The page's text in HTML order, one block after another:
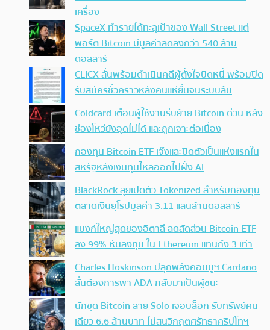
เครื่อง
SpaceX ทำรายได้ทะลุเป้าของ Wall Street แต่
พอร์ต Bitcoin มีมูลค่าลดลงกว่า 540 ล้าน
ดอลลาร์
CLICX ลั่นพร้อมดำเนินคดีผู้ตั้งใจบิดหนี้ พร้อมปิด
รับสมัครชั่วคราวหลังคนแห่ยื่นจนระบบล้น
Coldcard เตือนผู้ใช้งานรีบย้าย Bitcoin ด่วน หลัง
ช่องโหว่ยังอุดไม่ได้ และถูกเจาะต่อเนื่อง
กองทุน Bitcoin ETF เจ๊งและปิดตัวเป็นแห่งแรกใน
สหรัฐหลังเงินทุนไหลออกไปฝั่ง AI
BlackRock ลุยเปิดตัว Tokenized สำหรับกองทุน
ตลาดเงินยุโรปมูลค่า 3.11 แสนล้านดอลลาร์
แบงก์ใหญ่สุดของอิตาลี ลดสัดส่วน Bitcoin ETF
ลง 99% หันลงทุน ใน Ethereum แทนถึง 3 เท่า
Charles Hoskinson ปลุกพลังคอมมูฯ Cardano
ลั่นต้องการพา ADA กลับมาเป็นผู้ชนะ
นักขุด Bitcoin สาย Solo เจอบล็อก รับทรัพย์คน
เดียว 6.6 ล้านบาท ไม่สนวิกฤตศรัทธาคริปโทฯ